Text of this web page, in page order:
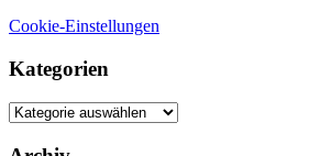
Cookie-Einstellungen
Kategorien
Kategorien